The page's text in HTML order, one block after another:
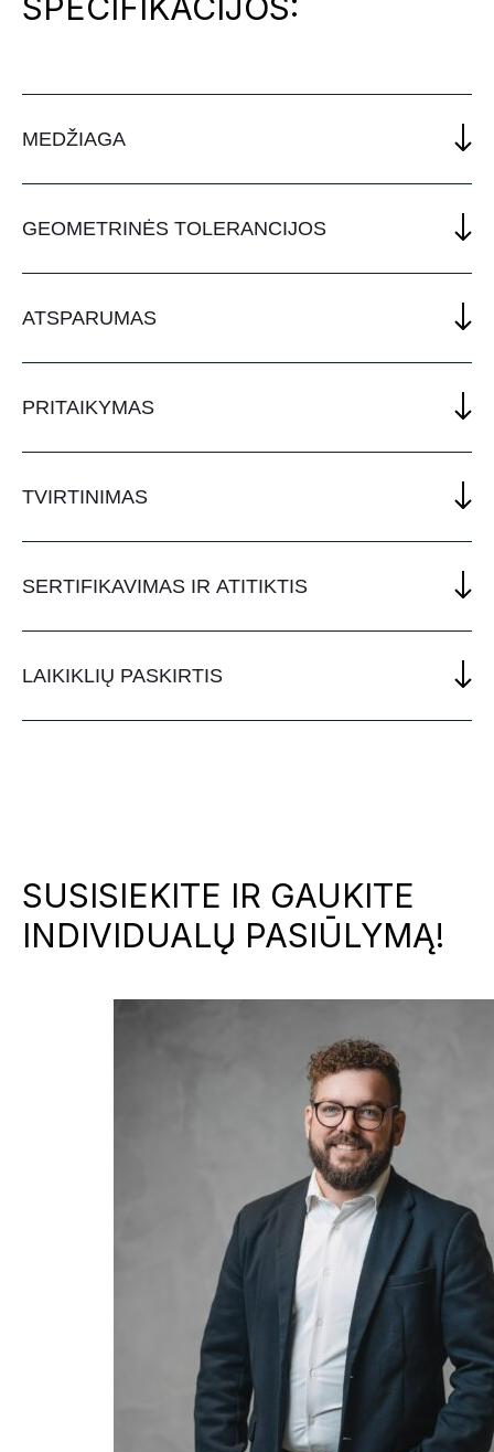
MEDŽIAGA
GEOMETRINĖS TOLERANCIJOS
ATSPARUMAS
PRITAIKYMAS
TVIRTINIMAS
SERTIFIKAVIMAS IR ATITIKTIS
LAIKIKLIŲ PASKIRTIS
SUSISIEKITE IR GAUKITE
INDIVIDUALŲ PASIŪLYMĄ!